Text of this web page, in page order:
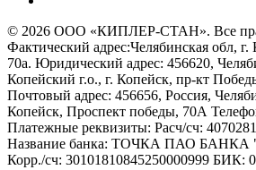
© 2026 ООО «КИПЛЕР-СТАН». Все
Фактический адрес:Челябинская обл,
70а. Юридический адрес: 456620,
Копейский г.о., г. Копейск, пр-кт
Почтовый адрес: 456656, Россия,
Копейск, Проспект победы, 70А
Платежные реквизиты: Расч/сч:
Название банка: ТОЧКА ПАО
Корр./сч: 30101810845250000999 БИК: